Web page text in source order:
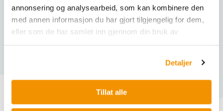
annonsering og analysearbeid, som kan kombinere den
med annen informasjon du har gjort tilgjengelig for dem,
eller som de har samlet inn gjennom din bruk av
Detaljer
Tillat alle
Syklus luftsluse (sek)